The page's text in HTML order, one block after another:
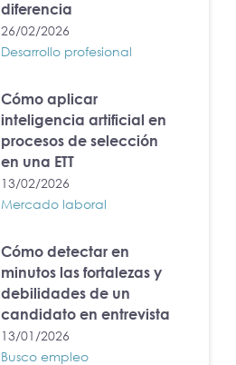
diferencia
26/02/2026
Desarrollo profesional
Cómo aplicar
inteligencia artificial en
procesos de selección
en una ETT
13/02/2026
Mercado laboral
Cómo detectar en
minutos las fortalezas y
debilidades de un
candidato en entrevista
13/01/2026
Busco empleo